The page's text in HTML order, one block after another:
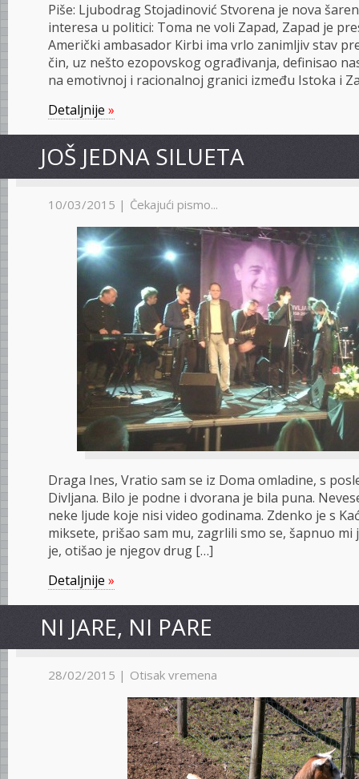
Piše: Ljubodrag Stojadinović Stvo­re­na je no­va
in­te­re­sa u po­li­ti­ci: To­ma ne vo­li Za­pad, Za­pad je
Ame­rič­ki am­ba­sa­dor Kir­bi ima vr­lo za­ni­mljiv stav
čin, uz ne­što ezo­pov­skog ogra­đi­va­nja, de­fi­ni­sao
na emo­tiv­noj i ra­ci­o­nal­noj gra­ni­ci iz­me­đu Is­to­ka i
Detaljnije »
JOŠ JEDNA SILUETA
10/03/2015 | Čekajući pismo...
Draga Ines, Vratio sam se iz Doma omladine, s
Divljana. Bilo je podne i dvorana je bila puna.
neke ljude koje nisi video godinama. Zdenko je s
miksete, prišao sam mu, zagrlili smo se, šapnuo mi
je, otišao je njegov drug […]
Detaljnije »
NI JARE, NI PARE
28/02/2015 | Otisak vremena